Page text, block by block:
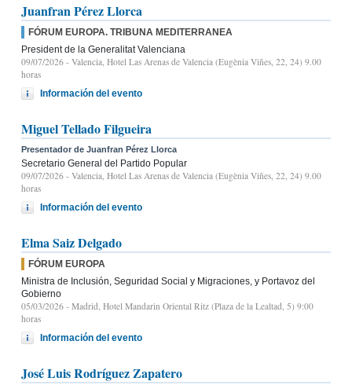
Juanfran Pérez Llorca
FÓRUM EUROPA. TRIBUNA MEDITERRANEA
President de la Generalitat Valenciana
09/07/2026 - Valencia, Hotel Las Arenas de Valencia (Eugènia Viñes, 22, 24) 9.00
horas
Información del evento
Miguel Tellado Filgueira
Presentador de Juanfran Pérez Llorca
Secretario General del Partido Popular
09/07/2026 - Valencia, Hotel Las Arenas de Valencia (Eugènia Viñes, 22, 24) 9.00
horas
Información del evento
Elma Saiz Delgado
FÓRUM EUROPA
Ministra de Inclusión, Seguridad Social y Migraciones, y Portavoz del
Gobierno
05/03/2026 - Madrid, Hotel Mandarin Oriental Ritz (Plaza de la Lealtad, 5) 9:00
horas
Información del evento
José Luis Rodríguez Zapatero